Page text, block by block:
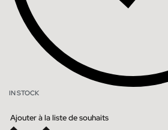
IN STOCK
Ajouter à la liste de souhaits